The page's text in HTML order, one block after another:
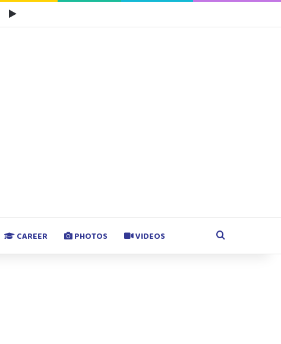
Google Play
CAREER PHOTOS VIDEOS Search for